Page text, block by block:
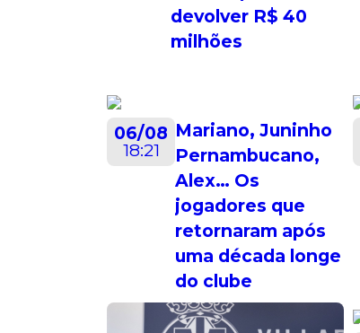
devolver R$ 40
milhões
06/08
18:21
Mariano, Juninho
Pernambucano,
Alex… Os
jogadores que
retornaram após
uma década longe
do clube